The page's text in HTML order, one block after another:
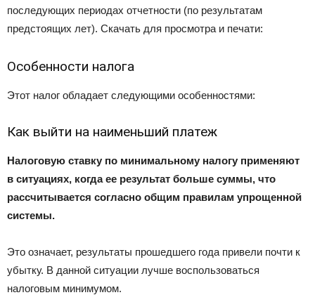
последующих периодах отчетности (по результатам
предстоящих лет). Скачать для просмотра и печати:
Особенности налога
Этот налог обладает следующими особенностями:
Как выйти на наименьший платеж
Налоговую ставку по минимальному налогу применяют
в ситуациях, когда ее результат больше суммы, что
рассчитывается согласно общим правилам упрощенной
системы.
Это означает, результаты прошедшего года привели почти к
убытку. В данной ситуации лучше воспользоваться
налоговым минимумом.